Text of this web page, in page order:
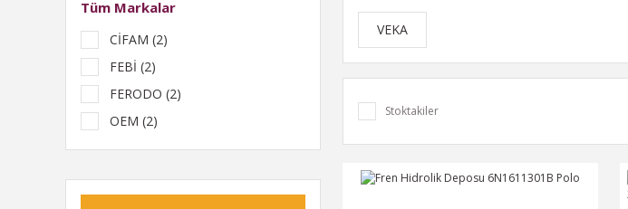
Tüm Markalar
CİFAM (2)
FEBİ (2)
FERODO (2)
OEM (2)
SWB (2)
VEKA
Stoktakiler